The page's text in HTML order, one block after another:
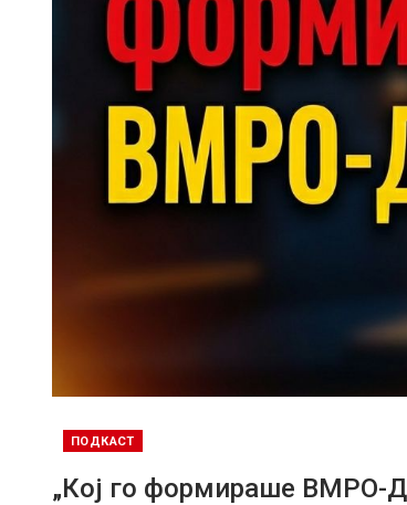
ПОДКАСТ
„Кој го формираше ВМРО-